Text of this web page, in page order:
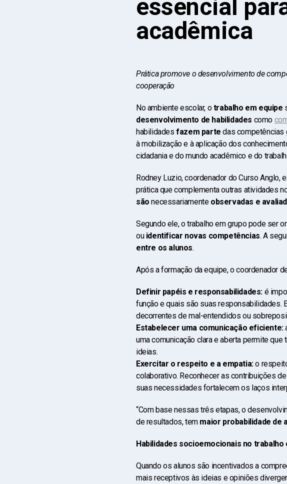
essencial
acadêmica
Prática promove o desenvolvimento de
cooperação
No ambiente escolar, otrabalho em equipe
desenvolvimento de habilidades como
habilidadesfazem partedas competências
à mobilização e à aplicação dos
cidadania e do mundo acadêmico e do
Rodney Luzio, coordenador do Curso Anglo,
prática que complementa outras atividades
são necessariamente observadas e
Segundo ele, o trabalho em grupo pode ser
ou identificar novas competências. A
entre os alunos.
Após a formação da equipe, o coordenador
Definir papéis e responsabilidades: é
função e quais são suas responsabilidades.
decorrentes de mal-entendidos ou
Estabelecer uma comunicação eficiente:
uma comunicação clara e aberta permite
ideias.
Exercitar o respeito e a empatia:o
colaborativo. Reconhecer as contribuições
suas necessidades fortalecem os laços
“Com base nessas três etapas, o
de resultados, tem maior probabilidade de
Habilidades socioemocionais no trabalho
Quando os alunos são incentivados a
mais receptivos às ideias e opiniões